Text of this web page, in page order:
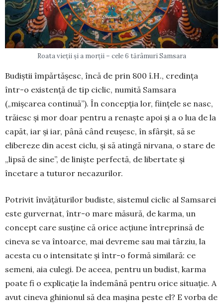
Roata vieții și a morții – cele 6 tărâmuri Samsara
Budiștii împărtășesc, încă de prin 800 î.H., credința
într-o exis­tență de tip ciclic, numită Samsara
(„mișcarea continuă”). În concepția lor, ființele se nasc,
trăiesc și mor doar pentru a renaște apoi și a o lua de la
capăt, iar și iar, până când reu­șesc, în sfârșit, să se
elibereze din acest ciclu, și să atingă nirvana, o stare de
„lipsă de sine”, de liniște perfectă, de libertate și
încetare a tuturor necazurilor.
Potrivit învățăturilor budiste, sistemul ciclic al Samsarei
este gurvernat, într-o mare măsură, de karma, un
concept care susține că orice acțiune în­tre­prinsă de
cineva se va întoarce, mai devreme sau mai târziu, la
acesta cu o intensitate și într-o formă similară: ce
semeni, aia culegi. De aceea, pentru un budist, karma
poate fi o explicație la în­demână pentru orice situație. A
avut cineva ghinionul să dea mașina peste el? E vorba de